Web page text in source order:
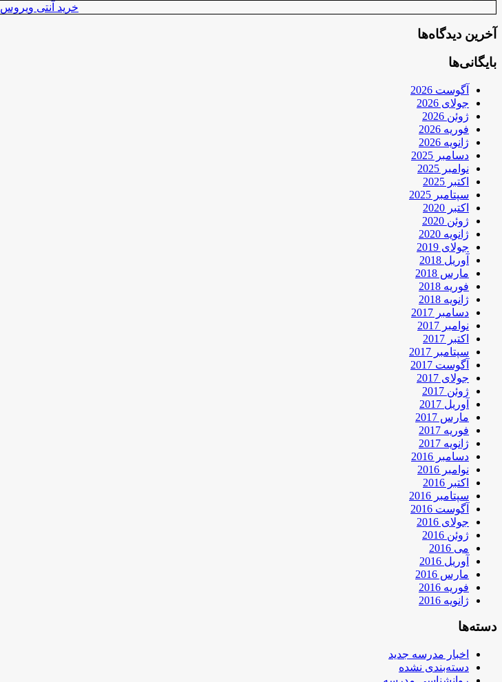
خرید آنتی ویروس
آخرین دیدگاه‌ها
بایگانی‌ها
آگوست 2026
جولای 2026
ژوئن 2026
فوریه 2026
ژانویه 2026
دسامبر 2025
نوامبر 2025
اکتبر 2025
سپتامبر 2025
اکتبر 2020
ژوئن 2020
ژانویه 2020
جولای 2019
آوریل 2018
مارس 2018
فوریه 2018
ژانویه 2018
دسامبر 2017
نوامبر 2017
اکتبر 2017
سپتامبر 2017
آگوست 2017
جولای 2017
ژوئن 2017
آوریل 2017
مارس 2017
فوریه 2017
ژانویه 2017
دسامبر 2016
نوامبر 2016
اکتبر 2016
سپتامبر 2016
آگوست 2016
جولای 2016
ژوئن 2016
می 2016
آوریل 2016
مارس 2016
فوریه 2016
ژانویه 2016
دسته‌ها
اخبار مدرسه جدید
دسته‌بندی نشده